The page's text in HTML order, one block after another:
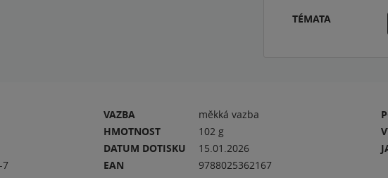
TÉMATA
7
VAZBA
měkká vazba
HMOTNOST
102 g
DATUM DOTISKU
15.01.2026
EAN
9788025362167